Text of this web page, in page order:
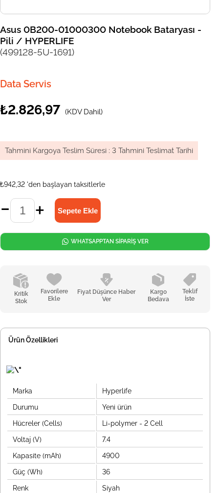
Asus 0B200-01000300 Notebook Bataryası -
Pili / HYPERLIFE
(499128-5U-1691)
Data Servis
₺2.826,97 (KDV Dahil)
Tahmini Kargoya Teslim Süresi : 3 Tahmini Teslimat Tarihi
₺942,32 'den başlayan taksitlerle
Kritik
Stok
Favorilere
Ekle
Fiyat Düşünce Haber
Ver
Kargo
Bedava
Teklif
İste
WHATSAPPTAN SİPARİŞ VER
Ürün Özellikleri
Marka Hyperlife
Durumu Yeni ürün
Hücreler (Cells) Li-polymer - 2 Cell
Voltaj (V) 7.4
Kapasite (mAh) 4900
Güç (Wh) 36
Renk Siyah